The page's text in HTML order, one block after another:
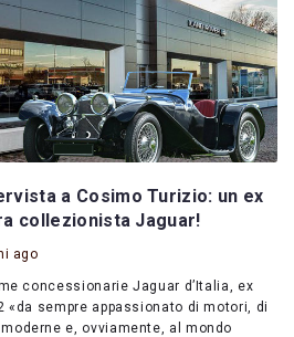
a Cosimo Turizio: un ex
collezionista Jaguar!
ago
concessionarie Jaguar d’Italia, ex
«da sempre appassionato di motori, di
e, ovviamente, al mondo